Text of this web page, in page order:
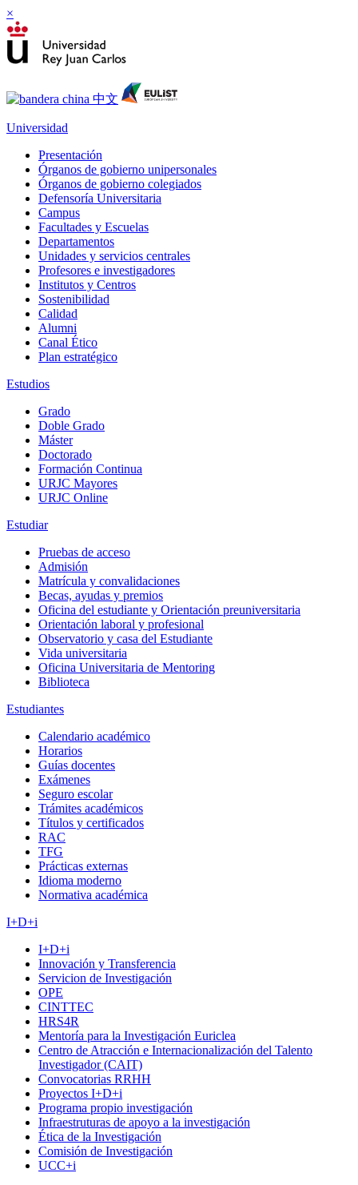
×
Universidad
Presentación
Órganos de gobierno unipersonales
Órganos de gobierno colegiados
Defensoría Universitaria
Campus
Facultades y Escuelas
Departamentos
Unidades y servicios centrales
Profesores e investigadores
Institutos y Centros
Sostenibilidad
Calidad
Alumni
Canal Ético
Plan estratégico
Estudios
Grado
Doble Grado
Máster
Doctorado
Formación Continua
URJC Mayores
URJC Online
Estudiar
Pruebas de acceso
Admisión
Matrícula y convalidaciones
Becas, ayudas y premios
Oficina del estudiante y Orientación preuniversitaria
Orientación laboral y profesional
Observatorio y casa del Estudiante
Vida universitaria
Oficina Universitaria de Mentoring
Biblioteca
Estudiantes
Calendario académico
Horarios
Guías docentes
Exámenes
Seguro escolar
Trámites académicos
Títulos y certificados
RAC
TFG
Prácticas externas
Idioma moderno
Normativa académica
I+D+i
I+D+i
Innovación y Transferencia
Servicion de Investigación
OPE
CINTTEC
HRS4R
Mentoría para la Investigación Euriclea
Centro de Atracción e Internacionalización del Talento
Investigador (CAIT)
Convocatorias RRHH
Proyectos I+D+i
Programa propio investigación
Infraestruturas de apoyo a la investigación
Ética de la Investigación
Comisión de Investigación
UCC+i